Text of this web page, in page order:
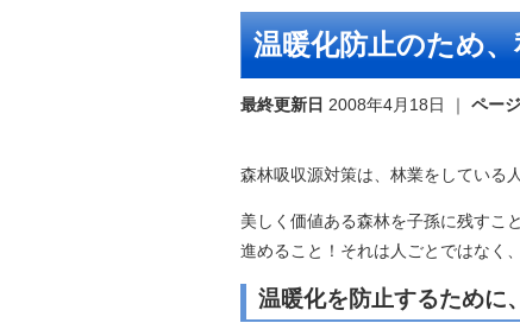
水道・エネルギー
住まい・土地
環境問題・廃棄物対策・リサ
イクル
河川・砂防・港湾
温暖化防止のため
最終更新日 2008年4月18日 ｜ ペー
森林吸収源対策は、林業をしている
美しく価値ある森林を子孫に残すこ
進めること！それは人ごとではなく
温暖化を防止するために